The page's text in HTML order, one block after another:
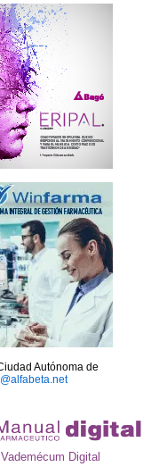
Autónoma de
Vademécum Digital